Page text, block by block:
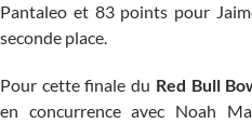
Pantaleo et 83 points pour
seconde place.
Pour cette finale du Red Bull
en concurrence avec Noah